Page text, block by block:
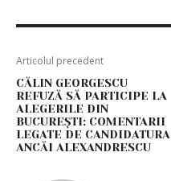
Articolul precedent
CĂLIN GEORGESCU
REFUZĂ SĂ PARTICIPE LA
ALEGERILE DIN
BUCUREȘTI: COMENTARII
LEGATE DE CANDIDATURA
ANCĂI ALEXANDRESCU